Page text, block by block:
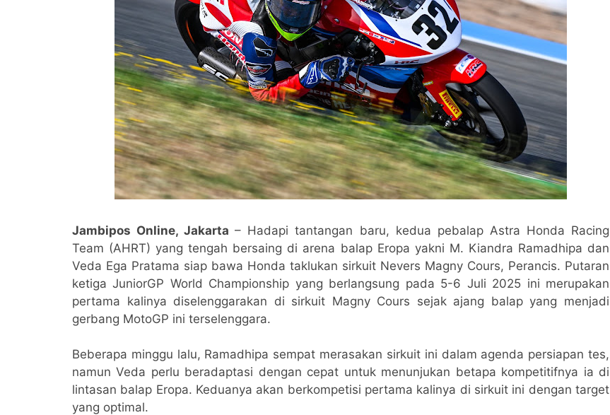
Jambipos Online, Jakarta– Hadapi tantangan baru, kedua pebalap Astra Honda Racing
Team (AHRT) yang tengah bersaing di arena balap Eropa yakni M. Kiandra Ramadhipa dan
Veda Ega Pratama siap bawa Honda taklukan sirkuit Nevers Magny Cours, Perancis. Putaran
ketiga JuniorGP World Championship yang berlangsung pada 5-6 Juli 2025 ini merupakan
pertama kalinya diselenggarakan di sirkuit Magny Cours sejak ajang balap yang menjadi
gerbang MotoGP ini terselenggara.
Beberapa minggu lalu, Ramadhipa sempat merasakan sirkuit ini dalam agenda persiapan tes,
namun Veda perlu beradaptasi dengan cepat untuk menunjukan betapa kompetitifnya ia di
lintasan balap Eropa. Keduanya akan berkompetisi pertama kalinya di sirkuit ini dengan target
yang optimal.